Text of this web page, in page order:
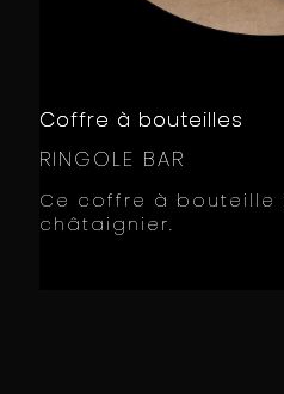
Coffre à bouteilles
RINGOLE BAR
Ce coffre à bouteille
châtaignier.